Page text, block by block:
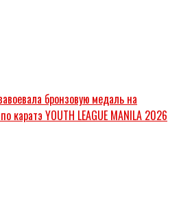
бронзовую медаль на
каратэ YOUTH LEAGUE MANILA 2026